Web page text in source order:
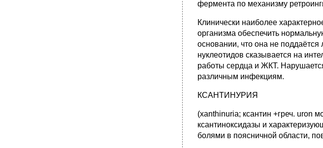
фермента по механизму
Клинически наиболее
организма обеспечить
основании, что она не
нуклеотидов сказывается на
работы сердца и ЖКТ.
различным инфекциям.
КСАНТИНУРИЯ
(xanthinuria; ксантин +греч. uron
ксантиноксидазы и
болями в поясничной области,